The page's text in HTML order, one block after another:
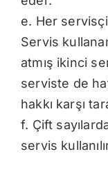
e. Her
Servis
atmış ikinci
serviste de
hakkı karşı
f. Çift
servis